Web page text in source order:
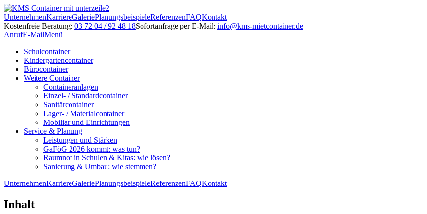
UnternehmenKarriereGaleriePlanungsbeispieleReferenzenFAQKontakt
Kostenfreie Beratung: 03 72 04 / 92 48 18Sofortanfrage per E-Mail: info@kms-mietcontainer.de
AnrufE-MailMenü
Schulcontainer
Kindergartencontainer
Bürocontainer
Weitere Container
Containeranlagen
Einzel- / Standardcontainer
Sanitärcontainer
Lager- / Materialcontainer
Mobiliar und Einrichtungen
Service & Planung
Leistungen und Stärken
GaFöG 2026 kommt: was tun?
Raumnot in Schulen & Kitas: wie lösen?
Sanierung & Umbau: wie stemmen?
UnternehmenKarriereGaleriePlanungsbeispieleReferenzenFAQKontakt
Inhalt